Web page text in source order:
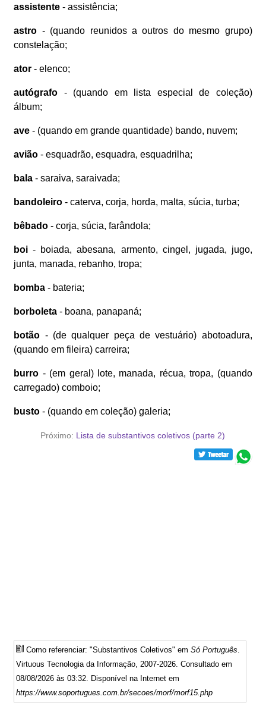
assistente - assistência;
astro - (quando reunidos a outros do mesmo grupo)
constelação;
ator - elenco;
autógrafo - (quando em lista especial de coleção)
álbum;
ave - (quando em grande quantidade) bando, nuvem;
avião - esquadrão, esquadra, esquadrilha;
bala - saraiva, saraivada;
bandoleiro - caterva, corja, horda, malta, súcia, turba;
bêbado - corja, súcia, farândola;
boi - boiada, abesana, armento, cingel, jugada, jugo,
junta, manada, rebanho, tropa;
bomba - bateria;
borboleta - boana, panapaná;
botão - (de qualquer peça de vestuário) abotoadura,
(quando em fileira) carreira;
burro - (em geral) lote, manada, récua, tropa, (quando
carregado) comboio;
busto - (quando em coleção) galeria;
Próximo: Lista de substantivos coletivos (parte 2)
Como referenciar: "Substantivos Coletivos" emSó Português
Virtuous Tecnologia da Informação, 2007-2026. Consultado em
08/08/2026 às 03:32. Disponível na Internet em
https://www.soportugues.com.br/secoes/morf/morf15.php